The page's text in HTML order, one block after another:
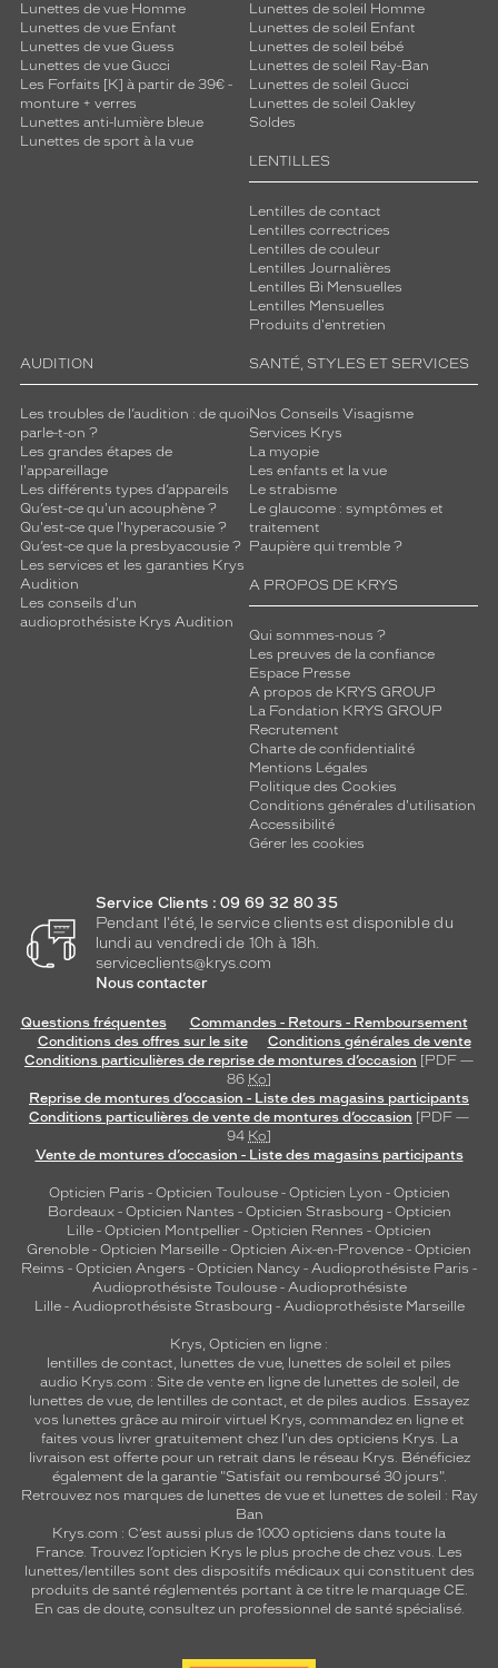
Lunettes de vue Homme
Lunettes de vue Enfant
Lunettes de vue Guess
Lunettes de vue Gucci
Les Forfaits [K] à partir de 39€ -
monture + verres
Lunettes anti-lumière bleue
Lunettes de sport à la vue
Lunettes de soleil Homme
Lunettes de soleil Enfant
Lunettes de soleil bébé
Lunettes de soleil Ray-Ban
Lunettes de soleil Gucci
Lunettes de soleil Oakley
Soldes
LENTILLES
Lentilles de contact
Lentilles correctrices
Lentilles de couleur
Lentilles Journalières
Lentilles Bi Mensuelles
Lentilles Mensuelles
Produits d'entretien
AUDITION
Les troubles de l’audition : de quoi
parle-t-on ?
Les grandes étapes de
l'appareillage
Les différents types d’appareils
Qu’est-ce qu'un acouphène ?
Qu'est-ce que l'hyperacousie ?
Qu’est-ce que la presbyacousie ?
Les services et les garanties Krys
Audition
Les conseils d'un
audioprothésiste Krys Audition
SANTÉ, STYLES ET SERVICES
Nos Conseils Visagisme
Services Krys
La myopie
Les enfants et la vue
Le strabisme
Le glaucome : symptômes et
traitement
Paupière qui tremble ?
A PROPOS DE KRYS
Qui sommes-nous ?
Les preuves de la confiance
Espace Presse
A propos de KRYS GROUP
La Fondation KRYS GROUP
Recrutement
Charte de confidentialité
Mentions Légales
Politique des Cookies
Conditions générales d'utilisation
Accessibilité
Gérer les cookies
Service Clients : 09 69 32 80 35
Pendant l'été, le service clients est disponible du
lundi au vendredi de 10h à 18h.
serviceclients@krys.com
Nous contacter
Questions fréquentes
Commandes - Retours - Remboursement
Conditions des offres sur le site
Conditions générales de vente
Conditions particulières de reprise de montures d’occasion [PDF —
86 Ko]
Reprise de montures d’occasion - Liste des magasins participants
Conditions particulières de vente de montures d’occasion [PDF —
94 Ko]
Vente de montures d’occasion - Liste des magasins participants
Opticien Paris - Opticien Toulouse- Opticien Lyon - Opticien
Bordeaux- Opticien Nantes - Opticien Strasbourg - Opticien
Lille - Opticien Montpellier - Opticien Rennes - Opticien
Grenoble - Opticien Marseille - Opticien Aix-en-Provence - Opticien
Reims - Opticien Angers - Opticien Nancy - Audioprothésiste Paris -
Audioprothésiste Toulouse- Audioprothésiste
Lille- Audioprothésiste Strasbourg - Audioprothésiste Marseille
Krys, Opticien en ligne :
lentilles de contact, lunettes de vue, lunettes de soleil et piles
audio Krys.com : Site de vente en ligne de lunettes de soleil, de
lunettes de vue, de lentilles de contact, et de piles audios. Essayez
vos lunettes grâce au miroir virtuel Krys, commandez en ligne et
faites vous livrer gratuitement chez l'un des opticiens Krys. La
livraison est offerte pour un retrait dans le réseau Krys. Bénéficiez
également de la garantie "Satisfait ou remboursé 30 jours".
Retrouvez nos marques de lunettes de vue et lunettes de soleil : Ray
Ban
Krys.com : C’est aussi plus de 1000 opticiens dans toute la
France. Trouvez l’opticien Krys le plus proche de chez vous. Les
lunettes/lentilles sont des dispositifs médicaux qui constituent des
produits de santé réglementés portant à ce titre le marquage CE.
En cas de doute, consultez un professionnel de santé spécialisé.